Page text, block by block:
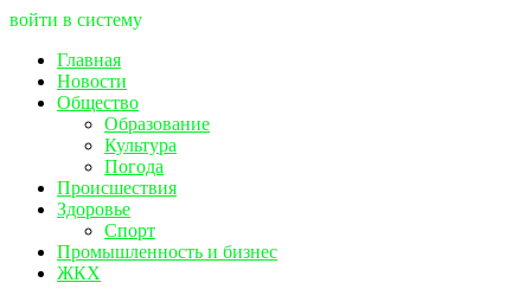
войти в систему
Главная
Новости
Общество
Образование
Культура
Погода
Происшествия
Здоровье
Спорт
Промышленность и бизнес
ЖКХ